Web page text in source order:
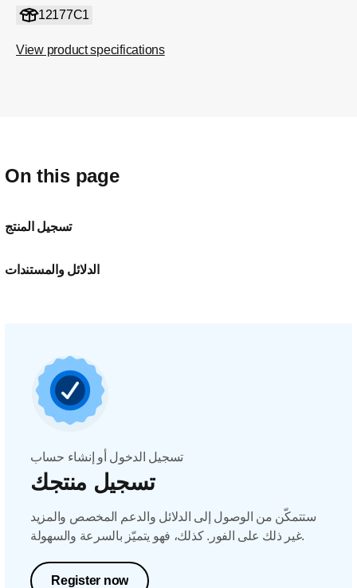
12177C1
View product specifications
On this page
تسجيل المنتج
الدلائل والمستندات
تسجيل الدخول أو إنشاء حساب
تسجيل منتجك
ستتمكّن من الوصول إلى الدلائل والدعم المخصص والمزيد
غير ذلك على الفور. كذلك، فهو يتميّز بالسرعة والسهولة.
Register now